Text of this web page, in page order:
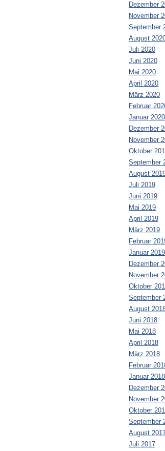
Dezember
November
September
August
Juli 2020
Juni 2020
Mai 2020
April 2020
März 2020
Februar
Januar 2020
Dezember
November
Oktober
September
August
Juli 2019
Juni 2019
Mai 2019
April 2019
März 2019
Februar
Januar 2019
Dezember
November
Oktober
September
August
Juni 2018
Mai 2018
April 2018
März 2018
Februar
Januar 2018
Dezember
November
Oktober
September
August
Juli 2017